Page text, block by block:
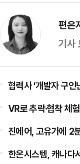
편
기사
협력사 ‘개발자 구
VR로 추락·협착 체
진에어, 고유가에
한온시스템, 캐나